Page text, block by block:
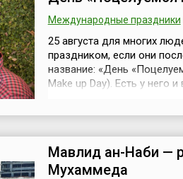
Международные праздники
25 августа для многих
праздником, если они
название: «День
Make up Day). Есть у него
родственниками,
Мавлид ан-Наби —
Мухаммеда